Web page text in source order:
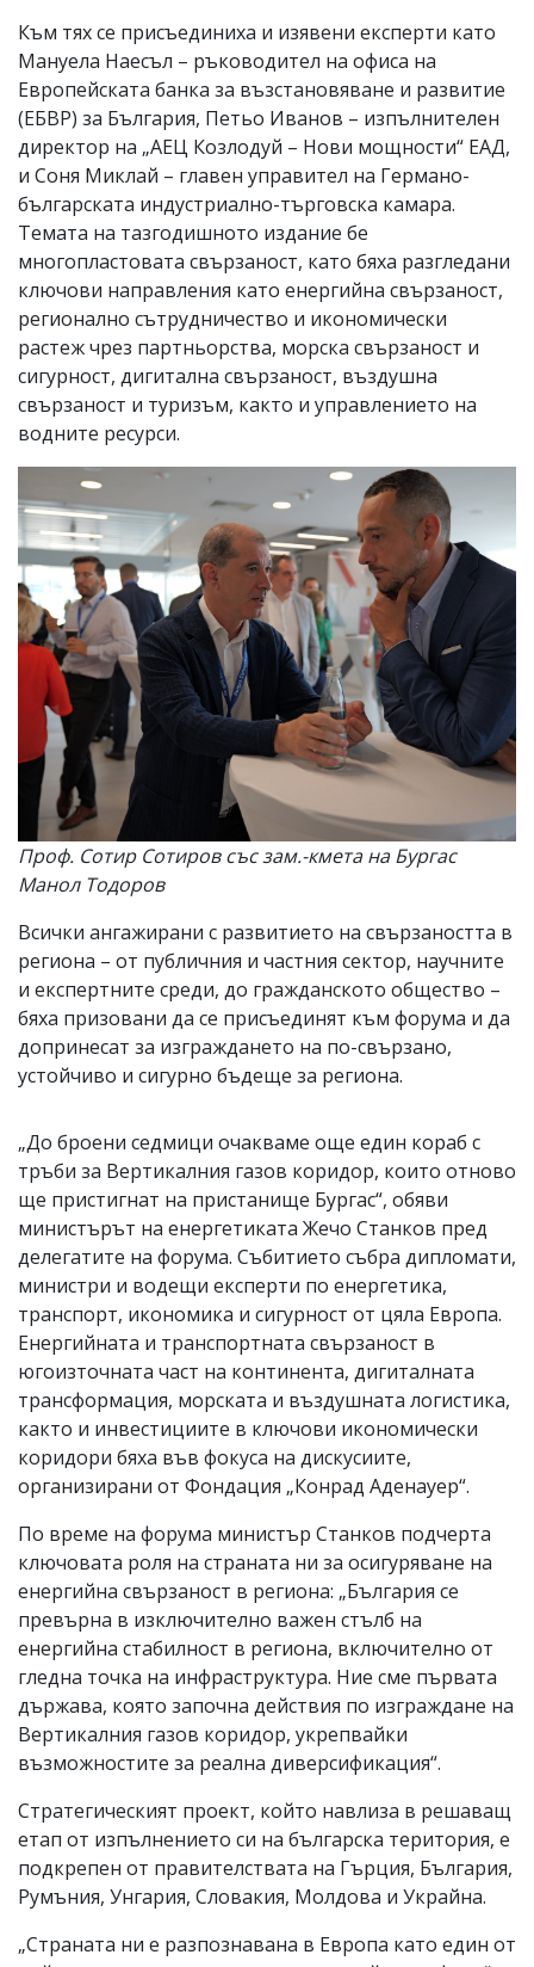
Към тях се присъединиха и изявени експерти като
Мануела Наесъл – ръководител на офиса на
Европейската банка за възстановяване и развитие
(ЕБВР) за България, Петьо Иванов – изпълнителен
директор на „АЕЦ Козлодуй – Нови мощности“ ЕАД,
и Соня Миклай – главен управител на Германо-
българската индустриално-търговска камара.
Темата на тазгодишното издание бе
многопластовата свързаност, като бяха разгледани
ключови направления като енергийна свързаност,
регионално сътрудничество и икономически
растеж чрез партньорства, морска свързаност и
сигурност, дигитална свързаност, въздушна
свързаност и туризъм, както и управлението на
водните ресурси.
Проф. Сотир Сотиров със зам.-кмета на Бургас
Манол Тодоров
Всички ангажирани с развитието на свързаността в
региона – от публичния и частния сектор, научните
и експертните среди, до гражданското общество –
бяха призовани да се присъединят към форума и да
допринесат за изграждането на по-свързано,
устойчиво и сигурно бъдеще за региона.
„До броени седмици очакваме още един кораб с
тръби за Вертикалния газов коридор, които отново
ще пристигнат на пристанище Бургас“, обяви
министърът на енергетиката Жечо Станков пред
делегатите на форума. Събитието събра дипломати,
министри и водещи експерти по енергетика,
транспорт, икономика и сигурност от цяла Европа.
Енергийната и транспортната свързаност в
югоизточната част на континента, дигиталната
трансформация, морската и въздушната логистика,
както и инвестициите в ключови икономически
коридори бяха във фокуса на дискусиите,
организирани от Фондация „Конрад Аденауер“.
По време на форума министър Станков подчерта
ключовата роля на страната ни за осигуряване на
енергийна свързаност в региона: „България се
превърна в изключително важен стълб на
енергийна стабилност в региона, включително от
гледна точка на инфраструктура. Ние сме първата
държава, която започна действия по изграждане на
Вертикалния газов коридор, укрепвайки
възможностите за реална диверсификация“.
Стратегическият проект, който навлиза в решаващ
етап от изпълнението си на българска територия, е
подкрепен от правителствата на Гърция, България,
Румъния, Унгария, Словакия, Молдова и Украйна.
„Страната ни е разпознавана в Европа като един от